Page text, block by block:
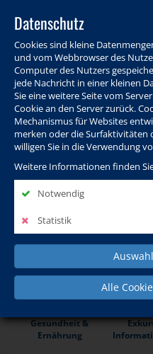
Datenschutz
Cookies sind kleine
und vom Webbrowser des
Computer des Nutzers
jede Nachricht in einer kleinen
Sie eine weitere Seite vom
Cookie an den Server zurück.
Mechanismus für Websites
merken oder die Surfaktivitäten
willigen Sie in die Verwendung
Weitere Informationen finden
Notwendig
Statistik
Alle
Programm Info & Service
Politik, Wissenschaft &
Internationales
Beruf,
Gesundheit &
Ernährung